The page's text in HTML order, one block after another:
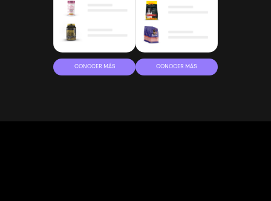
CONOCER MÁS CONOCER MÁS